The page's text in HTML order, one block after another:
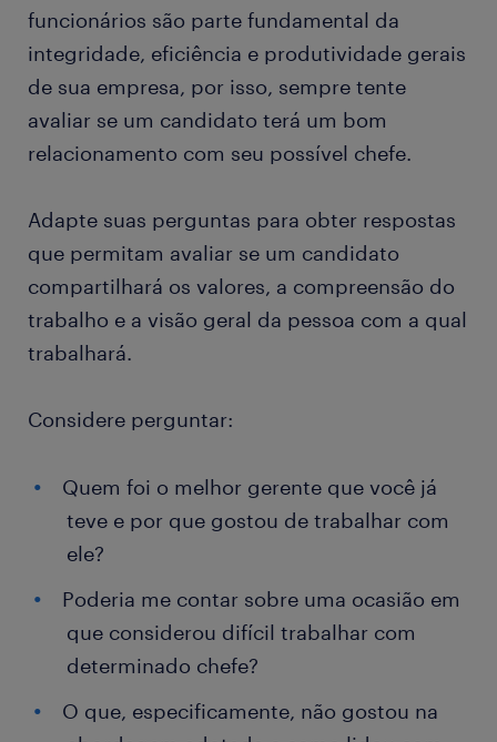
funcionários são parte fundamental da
integridade, eficiência e produtividade gerais
de sua empresa, por isso, sempre tente
avaliar se um candidato terá um bom
relacionamento com seu possível chefe.
Adapte suas perguntas para obter respostas
que permitam avaliar se um candidato
compartilhará os valores, a compreensão do
trabalho e a visão geral da pessoa com a qual
trabalhará.
Considere perguntar:
Quem foi o melhor gerente que você já
teve e por que gostou de trabalhar com
ele?
Poderia me contar sobre uma ocasião em
que considerou difícil trabalhar com
determinado chefe?
O que, especificamente, não gostou na